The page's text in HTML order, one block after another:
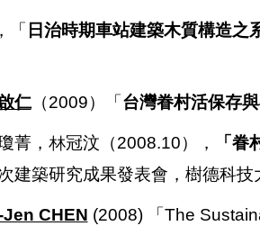
「 日治時期車站建築木質構造之
仁（2009）「台灣眷村活保存
菁，林冠汶（2008.10）， 「
建築研究成果發表會，樹德科技
CHEN (2008)
「The